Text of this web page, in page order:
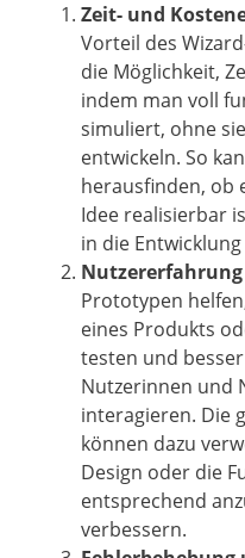
Zeit- und
Vorteil des
die Möglichkeit,
indem man voll
simuliert, ohne
entwickeln. So
herausfinden, ob
Idee realisierbar
in die
Prototypen
eines Produkts
testen und
Nutzerinnen und
interagieren. Die
können dazu
Design oder die
entsprechend
verbessern.